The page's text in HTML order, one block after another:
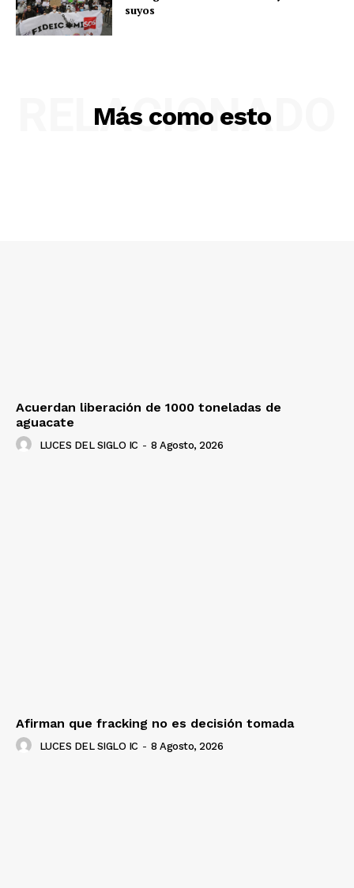
suyos
Más como esto
RELACIONADO
Acuerdan liberación de 1000 toneladas de
aguacate
LUCES DEL SIGLO IC - 8 Agosto, 2026
Afirman que fracking no es decisión tomada
LUCES DEL SIGLO IC - 8 Agosto, 2026